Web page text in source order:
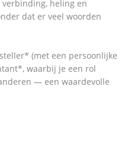
heling en
dat er veel woorden
(met een persoonlijke
waarbij je een rol
— een waardevolle